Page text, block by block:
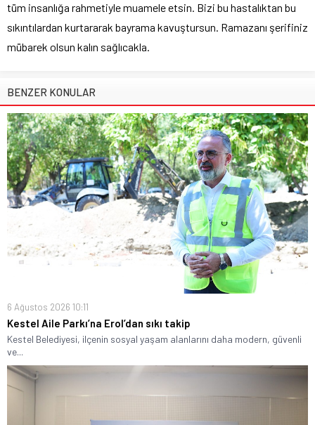
tüm insanlığa rahmetiyle muamele etsin. Bizi bu hastalıktan bu
sıkıntılardan kurtararak bayrama kavuştursun. Ramazanı şerifiniz
mübarek olsun kalın sağlıcakla.
BENZER KONULAR
6 Ağustos 2026 10:11
Kestel Aile Parkı’na Erol’dan sıkı takip
Kestel Belediyesi, ilçenin sosyal yaşam alanlarını daha modern, güvenli
ve...